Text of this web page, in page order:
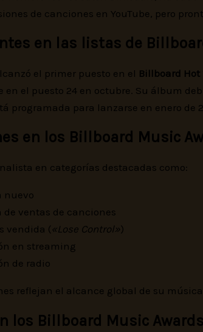
de canciones en YouTube, pero
en las listas de
el primer puesto en el Billboard Hot
en el puesto 24 en octubre. Su álbum
programada para lanzarse en enero de
en los Billboard Music
en categorías destacadas como:
nuevo
de ventas de canciones
vendida («Lose Control»)
en streaming
de radio
reflejan el alcance global de su
los Billboard Music Awards